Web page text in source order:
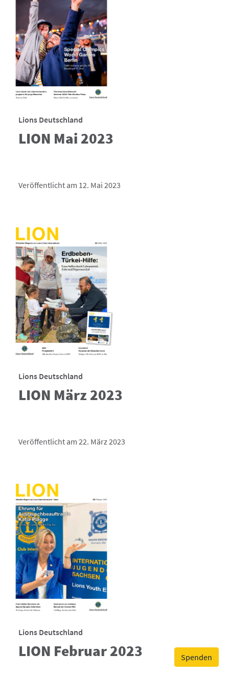
Spenden
Lions Deutschland
LION Mai 2023
Veröffentlicht am 12. Mai 2023
Lions Deutschland
LION März 2023
Veröffentlicht am 22. März 2023
Lions Deutschland
LION Februar 2023